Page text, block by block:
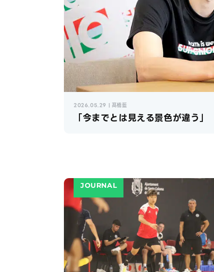
2026.05.29 | 髙橋藍
「今までとは見える景色が違う」
JOURNAL